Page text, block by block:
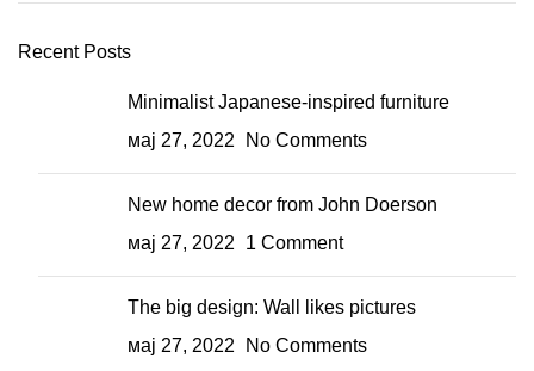
Recent Posts
Minimalist Japanese-inspired furniture
мај 27, 2022
No Comments
New home decor from John Doerson
мај 27, 2022
1 Comment
The big design: Wall likes pictures
мај 27, 2022
No Comments